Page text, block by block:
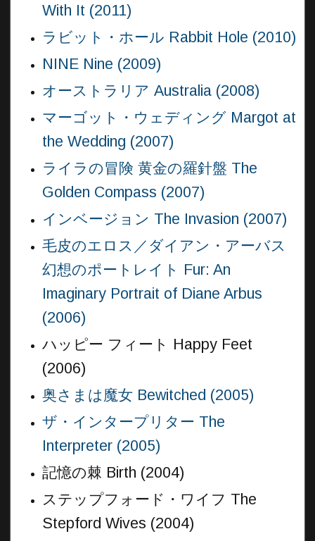
With It (2011)
ラビット・ホール Rabbit Hole (2010)
NINE Nine (2009)
オーストラリア Australia (2008)
マーゴット・ウェディング Margot at
the Wedding (2007)
ライラの冒険 黄金の羅針盤 The
Golden Compass (2007)
インベージョン The Invasion (2007)
毛皮のエロス／ダイアン・アーバス
幻想のポートレイト Fur: An
Imaginary Portrait of Diane Arbus
(2006)
ハッピー フィート Happy Feet
(2006)
奥さまは魔女 Bewitched (2005)
ザ・インタープリター The
Interpreter (2005)
記憶の棘 Birth (2004)
ステップフォード・ワイフ The
Stepford Wives (2004)